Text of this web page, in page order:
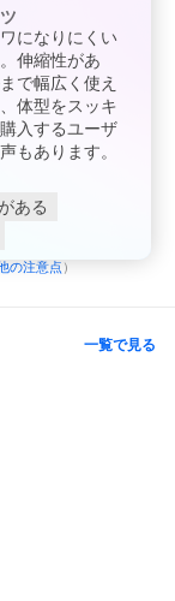
になりにくい
伸縮性があ
で幅広く使え
体型をスッキ
入するユーザ
もあります。
ある
の注意点 ）
一覧で見る